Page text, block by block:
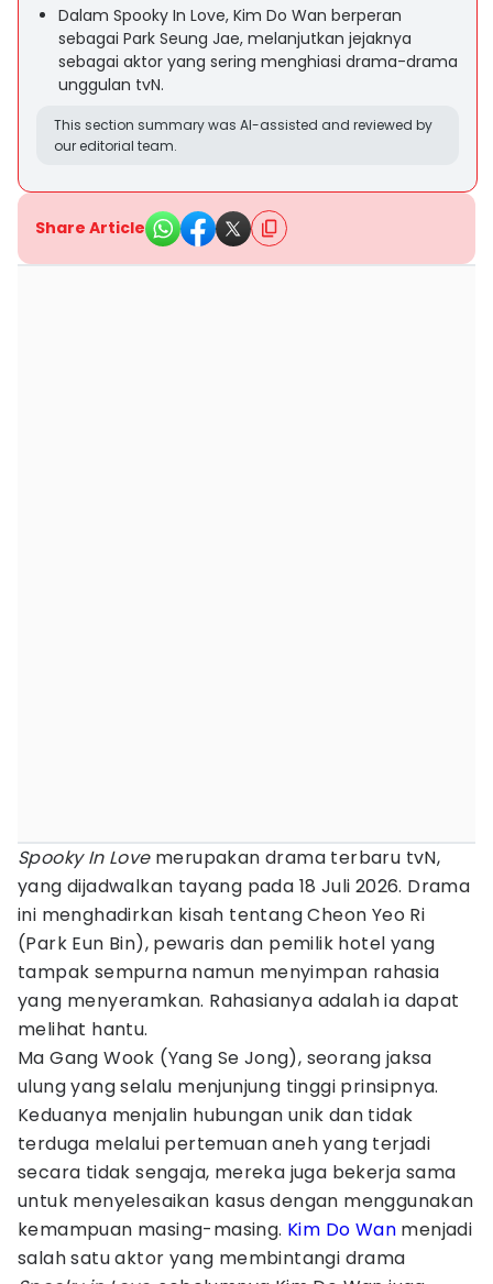
Dalam Spooky In Love, Kim Do Wan berperan
sebagai Park Seung Jae, melanjutkan jejaknya
sebagai aktor yang sering menghiasi drama-drama
unggulan tvN.
This section summary was AI-assisted and reviewed by
our editorial team.
Share Article
Spooky In Love merupakan drama terbaru tvN,
yang dijadwalkan tayang pada 18 Juli 2026. Drama
ini menghadirkan kisah tentang Cheon Yeo Ri
(Park Eun Bin), pewaris dan pemilik hotel yang
tampak sempurna namun menyimpan rahasia
yang menyeramkan. Rahasianya adalah ia dapat
melihat hantu.
Ma Gang Wook (Yang Se Jong), seorang jaksa
ulung yang selalu menjunjung tinggi prinsipnya.
Keduanya menjalin hubungan unik dan tidak
terduga melalui pertemuan aneh yang terjadi
secara tidak sengaja, mereka juga bekerja sama
untuk menyelesaikan kasus dengan menggunakan
kemampuan masing-masing. Kim Do Wan menjadi
salah satu aktor yang membintangi drama